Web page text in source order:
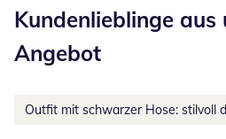
Kundenlieblinge aus
Angebot
Outfit mit schwarzer Hose: stilvoll